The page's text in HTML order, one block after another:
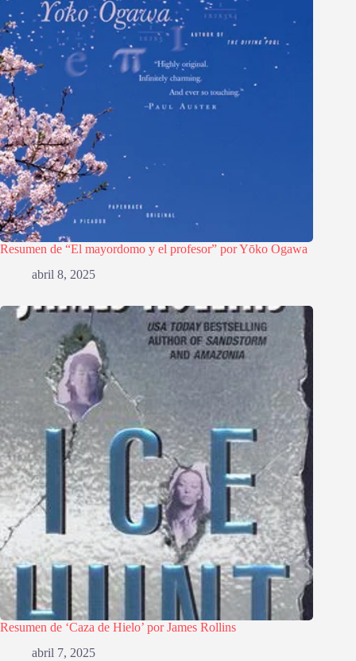
Resumen de “El mayordomo y el profesor” por Yōko Ogawa
abril 8, 2025
Resumen de ‘Caza de Hielo’ por James Rollins
abril 7, 2025